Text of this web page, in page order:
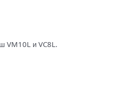
VM10L и VC8L.